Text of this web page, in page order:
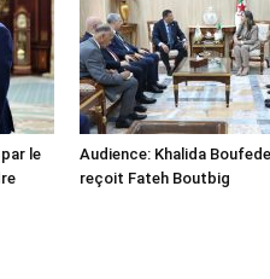
le
Audience: Khalida
reçoit Fateh Boutbig